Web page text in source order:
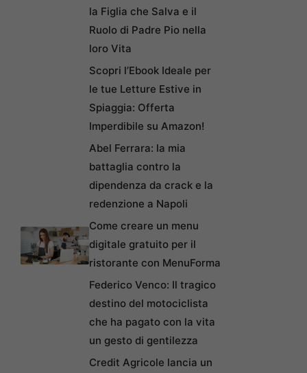
la Figlia che Salva e il
Ruolo di Padre Pio nella
loro Vita
Scopri l’Ebook Ideale per
le tue Letture Estive in
Spiaggia: Offerta
Imperdibile su Amazon!
Abel Ferrara: la mia
battaglia contro la
dipendenza da crack e la
redenzione a Napoli
Come creare un menu
digitale gratuito per il
ristorante con MenuForma
Federico Venco: Il tragico
destino del motociclista
che ha pagato con la vita
un gesto di gentilezza
Credit Agricole lancia un